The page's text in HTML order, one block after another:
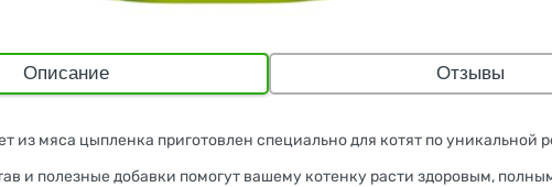
Описание Отзывы
из мяса цыпленка приготовлен специально для котят по уникальной
и полезные добавки помогут вашему котенку расти здоровым,